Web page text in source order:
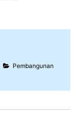
Pembangunan